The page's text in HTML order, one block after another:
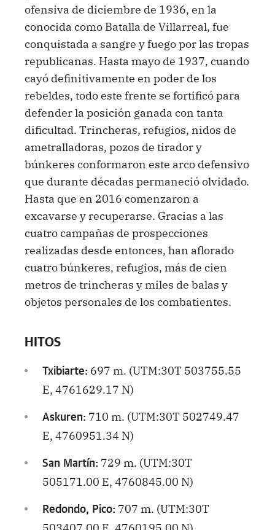
ofensiva de diciembre de 1936, en la
conocida como Batalla de Villarreal, fue
conquistada a sangre y fuego por las tropas
republicanas. Hasta mayo de 1937, cuando
cayó definitivamente en poder de los
rebeldes, todo este frente se fortificó para
defender la posición ganada con tanta
dificultad. Trincheras, refugios, nidos de
ametralladoras, pozos de tirador y
búnkeres conformaron este arco defensivo
que durante décadas permaneció olvidado.
Hasta que en 2016 comenzaron a
excavarse y recuperarse. Gracias a las
cuatro campañas de prospecciones
realizadas desde entonces, han aflorado
cuatro búnkeres, refugios, más de cien
metros de trincheras y miles de balas y
objetos personales de los combatientes.
HITOS
Txibiarte: 697 m. (UTM:30T 503755.55
E, 4761629.17 N)
Askuren: 710 m. (UTM:30T 502749.47
E, 4760951.34 N)
San Martín: 729 m. (UTM:30T
505171.00 E, 4760845.00 N)
Redondo, Pico: 707 m. (UTM:30T